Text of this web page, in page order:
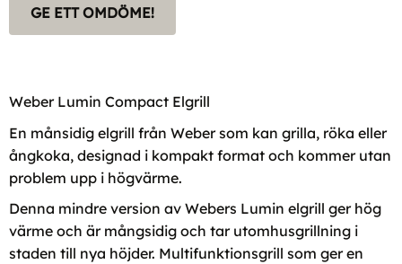
GE ETT OMDÖME!
Weber Lumin Compact Elgrill
En månsidig elgrill från Weber som kan grilla, röka eller
ångkoka, designad i kompakt format och kommer utan
problem upp i högvärme.
Denna mindre version av Webers Lumin elgrill ger hög
värme och är mångsidig och tar utomhusgrillning i
staden till nya höjder. Multifunktionsgrill som ger en